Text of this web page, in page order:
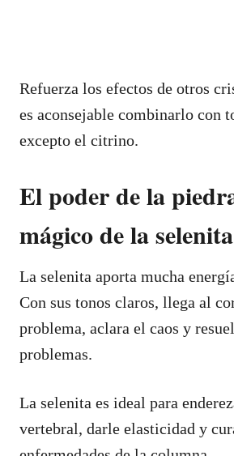
Refuerza los efectos de otros
es aconsejable combinarlo con
excepto el citrino.
El poder de la
mágico de la selenita
La selenita aporta mucha
Con sus tonos claros, llega al
problema, aclara el caos y
problemas.
La selenita es ideal para
vertebral, darle elasticidad y